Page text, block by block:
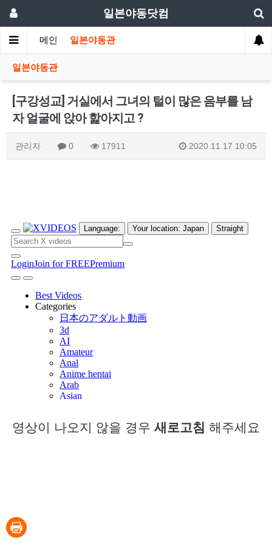
일본야동닷컴
메인 일본야동관
일본야동관
[구강성교] 거실에서 그녀의 털이 많은 음부를 남
자 얼굴에 앉아 핥아지고 ?
관리자 0 17911 2020.11.17 10:05
영상이 나오지 않을 경우 새로고침 해주세요